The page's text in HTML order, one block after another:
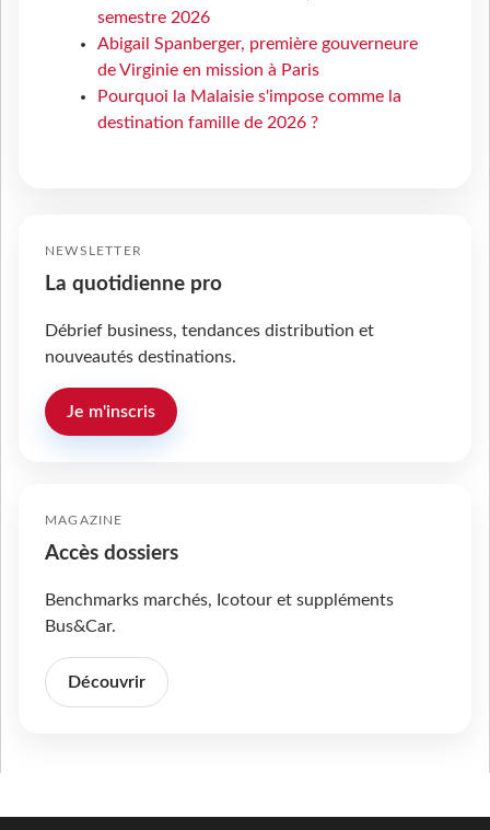
semestre 2026
Abigail Spanberger, première gouverneure
de Virginie en mission à Paris
Pourquoi la Malaisie s'impose comme la
destination famille de 2026 ?
NEWSLETTER
La quotidienne pro
Débrief business, tendances distribution et
nouveautés destinations.
Je m'inscris
MAGAZINE
Accès dossiers
Benchmarks marchés, Icotour et suppléments
Bus&Car.
Découvrir